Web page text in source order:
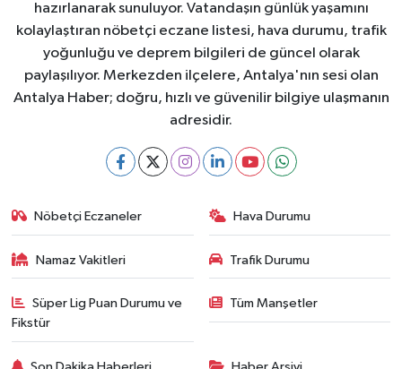
hazırlanarak sunuluyor. Vatandaşın günlük yaşamını
kolaylaştıran nöbetçi eczane listesi, hava durumu, trafik
yoğunluğu ve deprem bilgileri de güncel olarak
paylaşılıyor. Merkezden ilçelere, Antalya'nın sesi olan
Antalya Haber; doğru, hızlı ve güvenilir bilgiye ulaşmanın
adresidir.
Nöbetçi Eczaneler Hava Durumu
Namaz Vakitleri Trafik Durumu
Süper Lig Puan Durumu ve
Fikstür
Tüm Manşetler